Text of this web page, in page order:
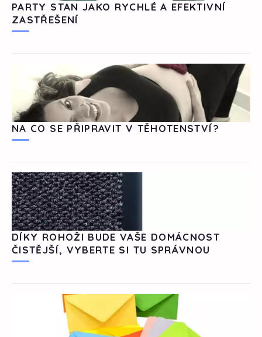
PARTY STAN JAKO RYCHLÉ A EFEKTIVNÍ
ZASTŘEŠENÍ
NA CO SE PŘIPRAVIT V TĚHOTENSTVÍ?
DÍKY ROHOŽI BUDE VAŠE DOMÁCNOST
ČISTĚJŠÍ, VYBERTE SI TU SPRÁVNOU